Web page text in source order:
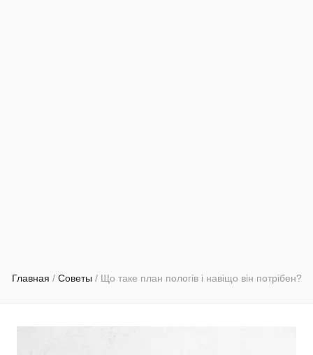
Главная / Советы / Що таке план пологів і навіщо він потрібен?